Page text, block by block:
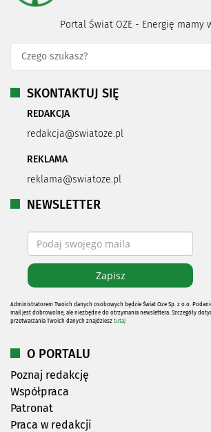
Portal Świat OZE - Energię mamy
SKONTAKTUJ SIĘ
REDAKCJA
redakcja@swiatoze.pl
REKLAMA
reklama@swiatoze.pl
NEWSLETTER
Administratorem Twoich danych osobowych będzie Świat Oze Sp. z o.o.
mail jest dobrowolne, ale niezbędne do otrzymania newslettera. Szczegóły
przetwarzania Twoich danych znajdziesz tutaj
O PORTALU
Poznaj redakcję
Współpraca
Patronat
Praca w redakcji